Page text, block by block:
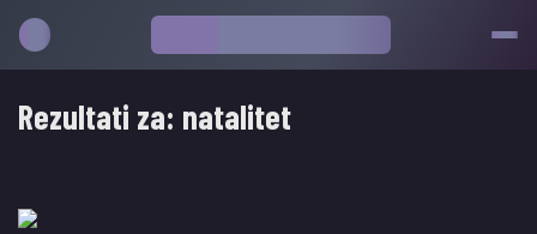
Rezultati za: natalitet